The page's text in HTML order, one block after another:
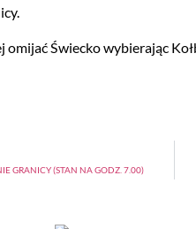
Świecko wybierając
GRANICY (STAN NA GODZ. 7.00)